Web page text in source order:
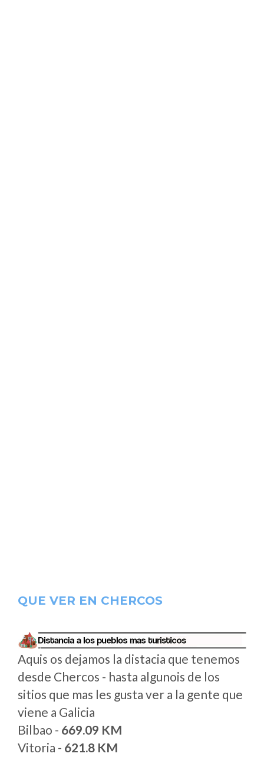
QUE VER EN CHERCOS
Aquis os dejamos la distacia que tenemos
desde Chercos - hasta algunois de los
sitios que mas les gusta ver a la gente que
viene a Galicia
Bilbao - 669.09 KM
Vitoria - 621.8 KM